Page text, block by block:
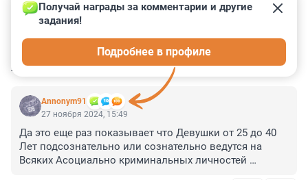
КОММЕНТАРИИ 13
Annonym91
Получай награды за комментарии и другие
задания!
Подробнее в профиле
27 ноября 2024, 15:49
Да это еще раз показывает что Девушки от 25 до 40
Лет подсознательно или сознательно ведутся на
Всяких Асоциально криминальных личностей